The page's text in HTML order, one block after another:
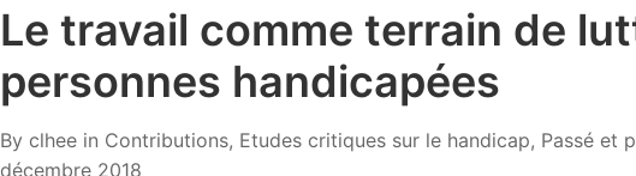
Le travail comme terrain de
personnes handicapées
By clhee in Contributions, Etudes critiques sur le handicap, Passé et
décembre 2018